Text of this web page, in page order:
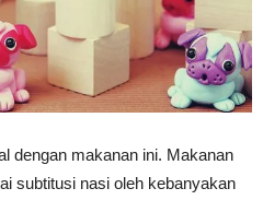
dengan makanan ini. Makanan
subtitusi nasi oleh kebanyakan